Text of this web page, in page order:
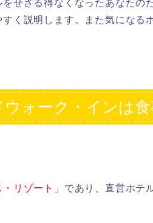
く説明します。また気になる
ォーク・インは食
リゾート 」であり、直営ホテ